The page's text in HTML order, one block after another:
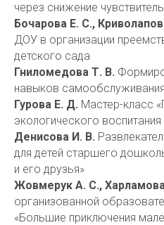
через снижение
Бочарова Е. С.,
ДОУ в организации
детского сада
Гниломедова Т. В.
навыков
Гурова Е. Д. Мастер-класс
экологического
Денисова И. В.
для детей старшего
и его друзья»
Жовмерук А. С.,
организованной
«Большие приключения